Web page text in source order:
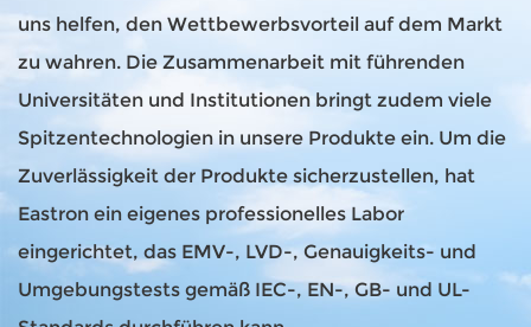
uns helfen, den Wettbewerbsvorteil auf dem Markt
zu wahren. Die Zusammenarbeit mit führenden
Universitäten und Institutionen bringt zudem viele
Spitzentechnologien in unsere Produkte ein. Um die
Zuverlässigkeit der Produkte sicherzustellen, hat
Eastron ein eigenes professionelles Labor
eingerichtet, das EMV-, LVD-, Genauigkeits- und
Umgebungstests gemäß IEC-, EN-, GB- und UL-